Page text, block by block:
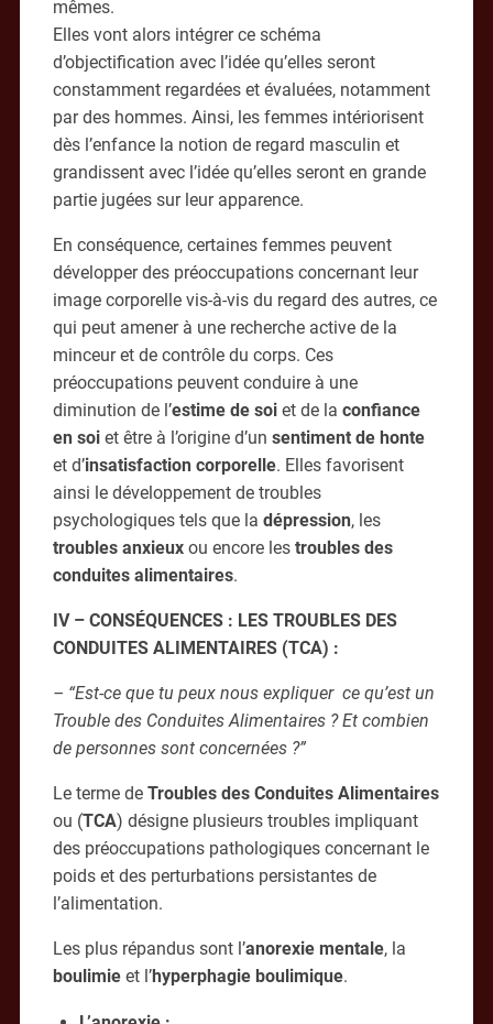
mêmes.
Elles vont alors intégrer ce schéma
d’objectification avec l’idée qu’elles seront
constamment regardées et évaluées, notamment
par des hommes. Ainsi, les femmes intériorisent
dès l’enfance la notion de regard masculin et
grandissent avec l’idée qu’elles seront en grande
partie jugées sur leur apparence.
En conséquence, certaines femmes peuvent
développer des préoccupations concernant leur
image corporelle vis-à-vis du regard des autres, ce
qui peut amener à une recherche active de la
minceur et de contrôle du corps. Ces
préoccupations peuvent conduire à une
diminution de l’estime de soiet de la confiance
en soiet être à l’origine d’un sentiment de honte
et d’insatisfaction corporelle. Elles favorisent
ainsi le développement de troubles
psychologiques tels que la dépression, les
troubles anxieux ou encore lestroubles des
conduites alimentaires.
IV – CONSÉQUENCES : LES TROUBLES DES
CONDUITES ALIMENTAIRES (TCA) :
– “Est-ce que tu peux nous expliquer ce qu’est un
Trouble des Conduites Alimentaires ? Et combien
de personnes sont concernées ?”
Le terme deTroubles des Conduites Alimentaires
ou (TCA) désigne plusieurs troubles impliquant
des préoccupations pathologiques concernant le
poids et des perturbations persistantes de
l’alimentation.
Les plus répandus sont l’anorexie mentale, la
boulimie et l’hyperphagie boulimique.